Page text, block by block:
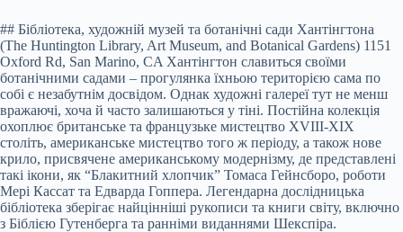
## Бібліотека, художній музей та ботанічні сади Хантінгтона
(The Huntington Library, Art Museum, and Botanical Gardens) 1151
Oxford Rd, San Marino, CA Хантінгтон славиться своїми
ботанічними садами – прогулянка їхньою територією сама по
собі є незабутнім досвідом. Однак художні галереї тут не менш
вражаючі, хоча й часто залишаються у тіні. Постійна колекція
охоплює британське та французьке мистецтво XVIII-XIX
століть, американське мистецтво того ж періоду, а також нове
крило, присвячене американському модернізму, де представлені
такі ікони, як “Блакитний хлопчик” Томаса Гейнсборо, роботи
Мері Кассат та Едварда Гоппера. Легендарна дослідницька
бібліотека зберігає найцінніші рукописи та книги світу, включно
з Біблією Гутенберга та ранніми виданнями Шекспіра.